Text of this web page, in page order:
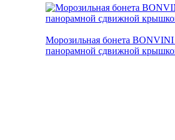
Морозильная бонета
панорамной сдвижной